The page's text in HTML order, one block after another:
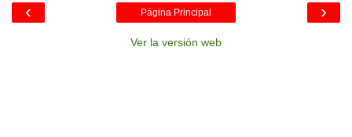
‹ ›
Página Principal
Ver la versión web